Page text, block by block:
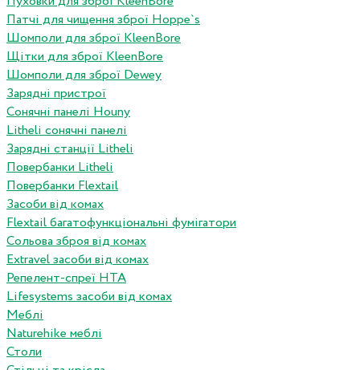
Патчі для чищення зброї Hoppe`s
Шомполи для зброї KleenBore
Щітки для зброї KleenBore
Шомполи для зброї Dewey
Зарядні пристрої
Сонячні панелі Houny
Litheli сонячні панелі
Зарядні станції Litheli
Повербанки Litheli
Повербанки Flextail
Засоби від комах
Flextail багатофункціональні фумігатори
Сольова зброя від комах
Extravel засоби від комах
Репелент-спреї HTA
Lifesystems засоби від комах
Меблі
Naturehike меблі
Столи